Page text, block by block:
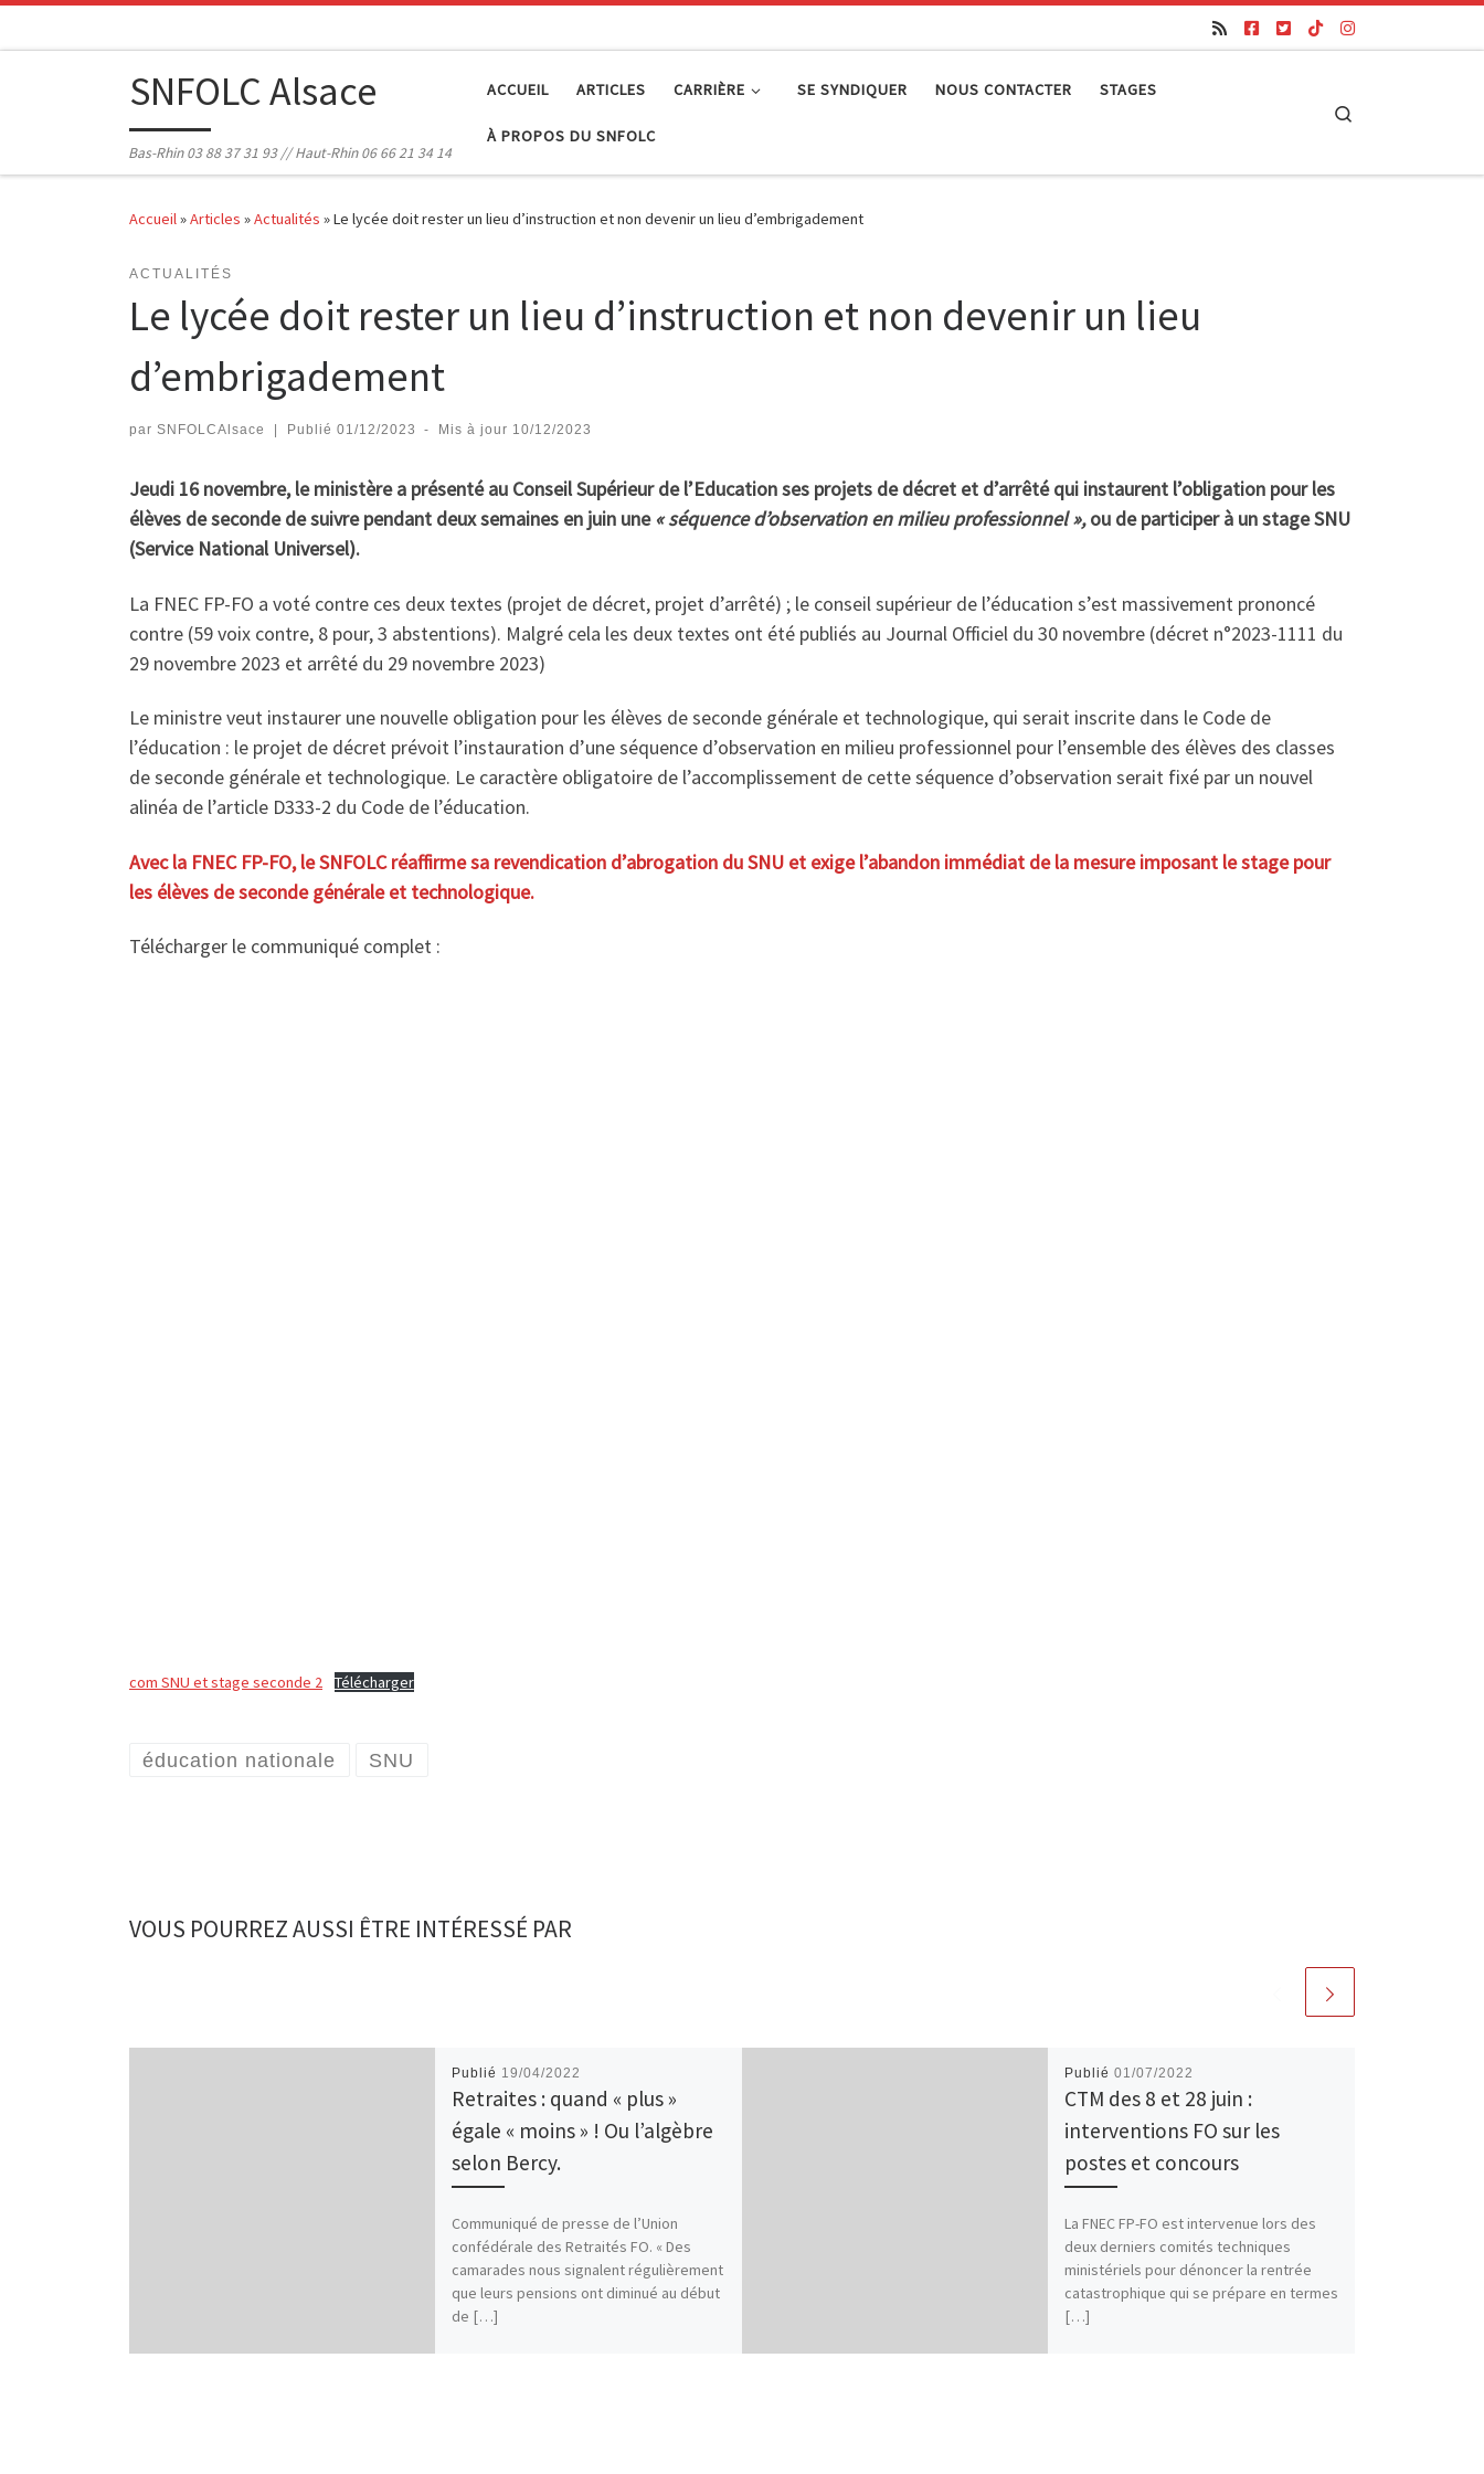
SNFOLC Alsace
Bas-Rhin 03 88 37 31 93 // Haut-Rhin 06 66 21 34 14
ACCUEIL ARTICLES CARRIÈRE SE SYNDIQUER NOUS CONTACTER STAGES
À PROPOS DU SNFOLC
Accueil»Articles »Actualités »Le lycée doit rester un lieu d’instruction et non devenir un lieu d’embrigadement
ACTUALITÉS
Le lycée doit rester un lieu d’instruction et non devenir un lieu
d’embrigadement
par SNFOLCAlsace Publié 01/12/2023 - Mis à jour 10/12/2023
Jeudi 16 novembre, le ministère a présenté au Conseil Supérieur de l’Education ses projets de décret et d’arrêté qui instaurent l’obligation pour les
élèves de seconde de suivre pendant deux semaines en juin une« séquence d’observation en milieu professionnel »,ou de participer à un stage SNU
(Service National Universel).
La FNEC FP-FO a voté contre ces deux textes (projet de décret, projet d’arrêté) ; le conseil supérieur de l’éducation s’est massivement prononcé
contre (59 voix contre, 8 pour, 3 abstentions). Malgré cela les deux textes ont été publiés au Journal Officiel du 30 novembre (décret n°2023-1111 du
29 novembre 2023 et arrêté du 29 novembre 2023)
Le ministre veut instaurer une nouvelle obligation pour les élèves de seconde générale et technologique, qui serait inscrite dans le Code de
l’éducation : le projet de décret prévoit l’instauration d’une séquence d’observation en milieu professionnel pour l’ensemble des élèves des classes
de seconde générale et technologique. Le caractère obligatoire de l’accomplissement de cette séquence d’observation serait fixé par un nouvel
alinéa de l’article D333-2 du Code de l’éducation.
Avec la FNEC FP-FO, le SNFOLC réaffirme sa revendication d’abrogation du SNU et exige l’abandon immédiat de la mesure imposant le stage pour
les élèves de seconde générale et technologique.
Télécharger le communiqué complet :
com SNU et stage seconde 2 Télécharger
éducation nationale SNU
VOUS POURREZ AUSSI ÊTRE INTÉRESSÉ PAR
Publié 19/04/2022
Retraites : quand « plus »
égale « moins » ! Ou l’algèbre
selon Bercy.
Communiqué de presse de l’Union
confédérale des Retraités FO. « Des
camarades nous signalent régulièrement
que leurs pensions ont diminué au début
de […]
Publié 01/07/2022
CTM des 8 et 28 juin :
interventions FO sur les
postes et concours
La FNEC FP-FO est intervenue lors des
deux derniers comités techniques
ministériels pour dénoncer la rentrée
catastrophique qui se prépare en termes
[…]